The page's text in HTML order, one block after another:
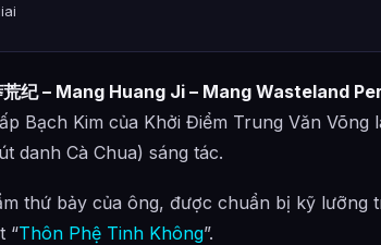
giai
dương
纪 – Mang Huang Ji – Mang Wasteland
Bạch Kim của Khởi Điểm Trung Văn Võng
danh Cà Chua) sáng tác.
thứ bảy của ông, được chuẩn bị kỹ lưỡng
“Thôn Phệ Tinh Không”.